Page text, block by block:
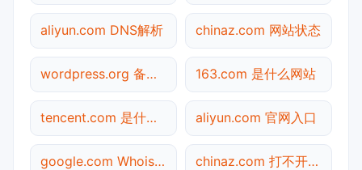
aliyun.com DNS解析 chinaz.com 网站状态
wordpress.org 备案查询 163.com 是什么网站
tencent.com 是什么网站 aliyun.com 官网入口
google.com Whois查询 chinaz.com 打不开检测